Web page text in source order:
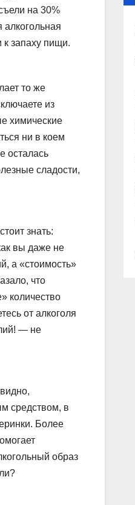
на 30%
к запаху пищи.
то же
из
химические
ни в коем
осталась
сладости,
знать:
вы даже не
а «стоимость»
что
количество
от алкоголя
— не
средством, в
Более
образ